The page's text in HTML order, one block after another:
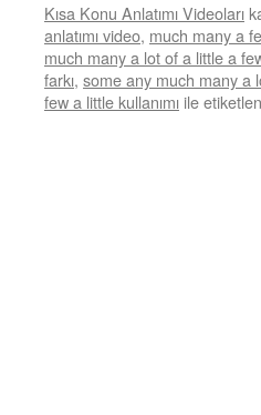
Kısa Konu Anlatımı Videoları
anlatımı video, much many a
much many a lot of a little a
farkı, some any much many a
few a little kullanımı ile